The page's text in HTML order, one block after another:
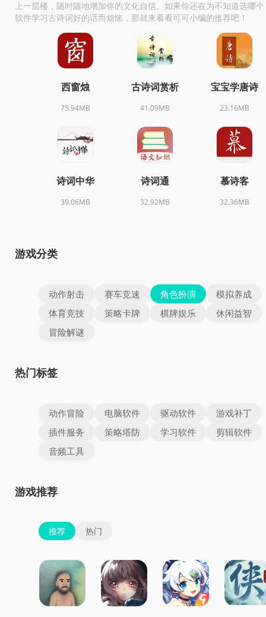
上一层楼，随时随地增加你的文化自信。如果你还在为不知道选哪个
软件学习古诗词好的话而烦恼，那就来看看可可小编的推荐吧！
西窗烛
75.94MB
古诗词赏析
41.09MB
宝宝学唐诗
23.16MB
诗词中华
39.06MB
诗词通
32.92MB
慕诗客
32.36MB
游戏分类
动作射击 赛车竞速 角色扮演
模拟养成
体育竞技
策略卡牌 棋牌娱乐
休闲益智
冒险解谜
热门标签
动作冒险 电脑软件 驱动软件
游戏补丁
插件服务
策略塔防 学习软件
剪辑软件
音频工具
游戏推荐
推荐 热门